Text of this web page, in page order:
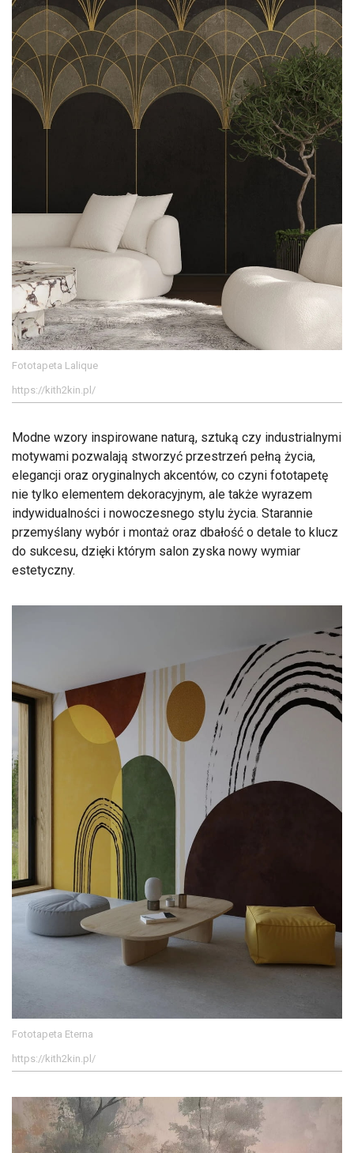
Fototapeta Lalique
https://kith2kin.pl/
Modne wzory inspirowane naturą, sztuką czy industrialnymi
motywami pozwalają stworzyć przestrzeń pełną życia,
elegancji oraz oryginalnych akcentów, co czyni fototapetę
nie tylko elementem dekoracyjnym, ale także wyrazem
indywidualności i nowoczesnego stylu życia. Starannie
przemyślany wybór i montaż oraz dbałość o detale to klucz
do sukcesu, dzięki którym salon zyska nowy wymiar
estetyczny.
Fototapeta Eterna
https://kith2kin.pl/